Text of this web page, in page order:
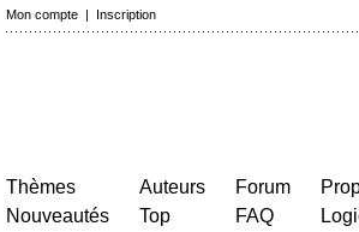
Mon compte | Inscription
Thèmes
Nouveautés
Auteurs
Top
Forum
FAQ